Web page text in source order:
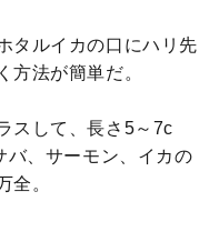
タルイカの口にハリ先
方法が簡単だ。
スして、長さ5～7c
バ、サーモン、イカの
全。